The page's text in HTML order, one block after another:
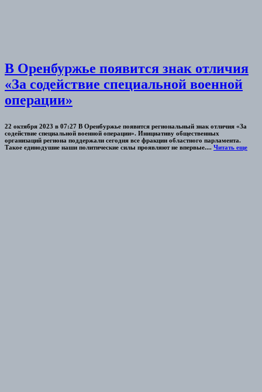
В Оренбуржье появится знак отличия
«За содействие специальной военной
операции»
22 октября 2023 в 07:27 В Оренбуржье появится региональный знак отличия «За
содействие специальной военной операции». Инициативу общественных
организаций региона поддержали сегодня все фракции областного парламента.
Такое единодушие наши политические силы проявляют не впервые.... Читать еще